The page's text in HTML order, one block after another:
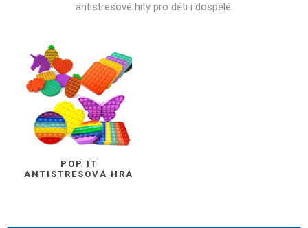
antistresové hity pro děti i dospělé.
POP IT
ANTISTRESOVÁ HRA